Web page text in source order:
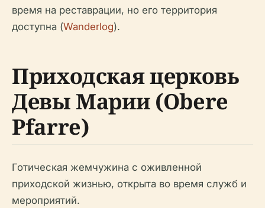
время на реставрации, но его территория
доступна (Wanderlog).
Приходская церковь
Девы Марии (Obere
Pfarre)
Готическая жемчужина с оживленной
приходской жизнью, открыта во время служб и
мероприятий.